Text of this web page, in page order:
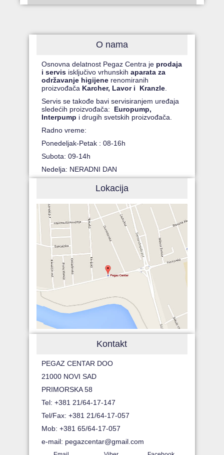
O nama
Osnovna delatnost Pegaz Centra je prodaja
i servis isključivo vrhunskihaparata za
održavanje higijene renomiranih
proizvođača Karcher, Lavor i Kranzle
Servis se takođe bavi servisiranjem uređaja
sledećih proizvođača: Europump,
Interpump i drugih svetskih proizvođača.
Radno vreme:
Ponedeljak-Petak : 08-16h
Subota: 09-14h
Nedelja: NERADNI DAN
Lokacija
Kontakt
PEGAZ CENTAR DOO
21000 NOVI SAD
PRIMORSKA 58
Tel: +381 21/64-17-147
Tel/Fax: +381 21/64-17-057
Mob: +381 65/64-17-057
e-mail: pegazcentar@gmail.com